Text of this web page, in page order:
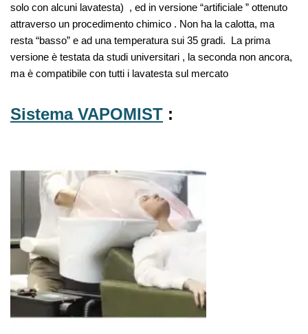
solo con alcuni lavatesta) , ed in versione “artificiale ” ottenuto
attraverso un procedimento chimico . Non ha la calotta, ma
resta “basso” e ad una temperatura sui 35 gradi. La prima
versione è testata da studi universitari , la seconda non ancora,
ma è compatibile con tutti i lavatesta sul mercato
Sistema VAPOMIST :